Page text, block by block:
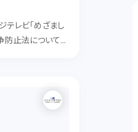
レビ「めざまし
防止法についてコ